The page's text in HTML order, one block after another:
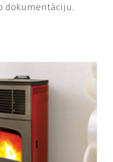
dokumentāciju.